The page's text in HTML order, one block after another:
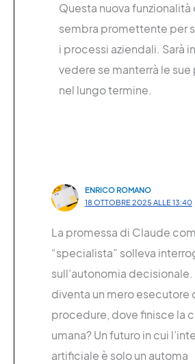
Questa nuova funzionalità
sembra promettente per
i processi aziendali. Sarà
vedere se manterrà le
nel lungo termine.
ENRICO ROMANO
18 OTTOBRE 2025 ALLE 13:40
La promessa di Claude
“specialista” solleva
sull’autonomia decisionale.
diventa un mero esecutore
procedure, dove finisce la
umana? Un futuro in cui
artificiale è solo un automa